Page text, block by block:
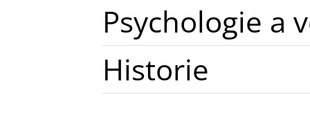
Psychologie a
Historie